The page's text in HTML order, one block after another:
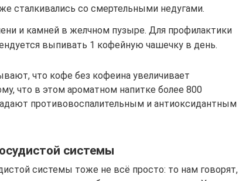
сталкивались со смертельными недугами.
и камней в желчном пузыре. Для профилактики
выпивать 1 кофейную чашечку в день.
что кофе без кофеина увеличивает
что в этом ароматном напитке более 800
противовоспалительным и антиоксидантным
системы
системы тоже не всё просто: то нам говорят,